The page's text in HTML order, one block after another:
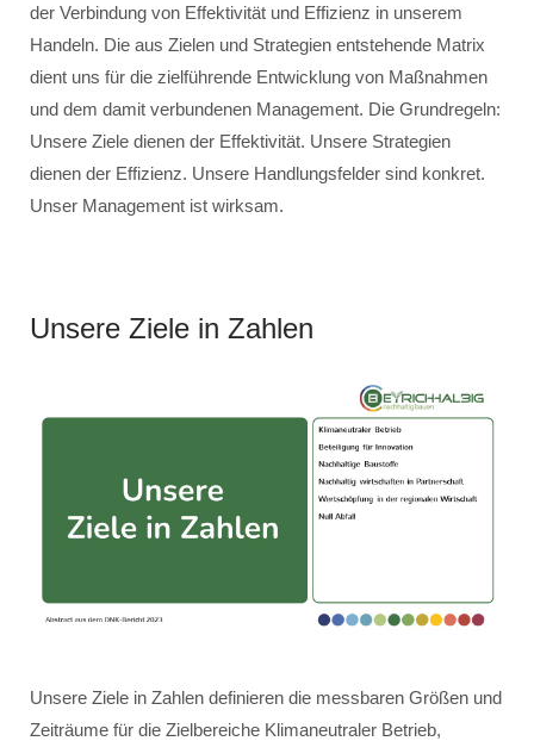
der Verbindung von Effektivität und Effizienz in unserem
Handeln. Die aus Zielen und Strategien entstehende Matrix
dient uns für die zielführende Entwicklung von Maßnahmen
und dem damit verbundenen Management. Die Grundregeln:
Unsere Ziele dienen der Effektivität. Unsere Strategien
dienen der Effizienz. Unsere Handlungsfelder sind konkret.
Unser Management ist wirksam.
Unsere Ziele in Zahlen
Unsere Ziele in Zahlen definieren die messbaren Größen und
Zeiträume für die Zielbereiche Klimaneutraler Betrieb,